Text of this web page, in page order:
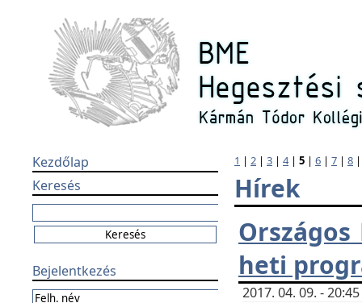
Kezdőlap
Keresés
Bejelentkezés
1 | 2 | 3 | 4| 5 | 6 | 7 | 8
Hírek
Országos
heti
2017. 04. 09. -